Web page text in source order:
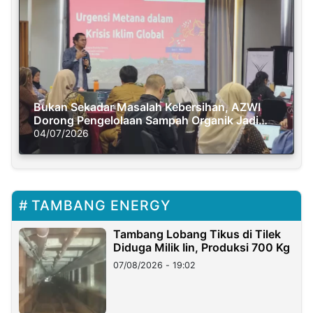
Bukan Sekadar Masalah Kebersihan, AZWI
Dorong Pengelolaan Sampah Organik Jadi
Solusi Krisis Iklim
04/07/2026
TAMBANG ENERGY
Tambang Lobang Tikus di Tilek
Diduga Milik Iin, Produksi 700 Kg
07/08/2026 - 19:02